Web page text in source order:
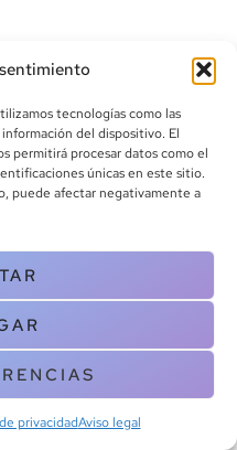
tecnologías como las
del dispositivo. El
permitirá procesar datos como el
únicas en este sitio.
puede afectar negativamente a
privacidadAviso legal
391
Rights Reserved |
| Aviso legal